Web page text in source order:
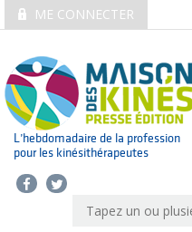
ME CONNECTER
L’hebdomadaire de la profession
pour les kinésithérapeutes